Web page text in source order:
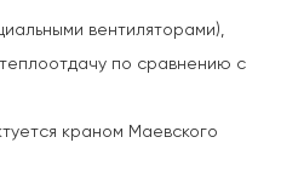
вентиляторами),
по сравнению с
краном Маевского